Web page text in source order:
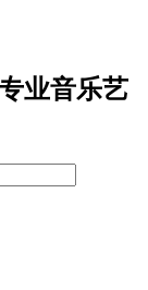
业音乐艺